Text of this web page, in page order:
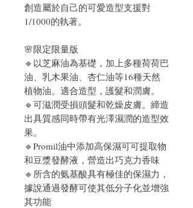
創造屬於自己的可愛造型支援對
1/1000的執著。
🌸限定限量版
🔹以芝麻油為基礎，加上多種荷荷巴
油、乳木果油、杏仁油等16種天然
植物油。適合造型，護髮和潤膚。
🔹可滋潤受損頭髮和乾燥皮膚。締造
出具質感同時帶有光澤濕潤的造型效
果。
🔹Promil油中添加高保濕可可提取物
和豆漿發酵液，營造出巧克力香味
🔹所含的氨基酸具有極佳的保濕力，
據說通過發酵可使其低分子化並增強
其功能